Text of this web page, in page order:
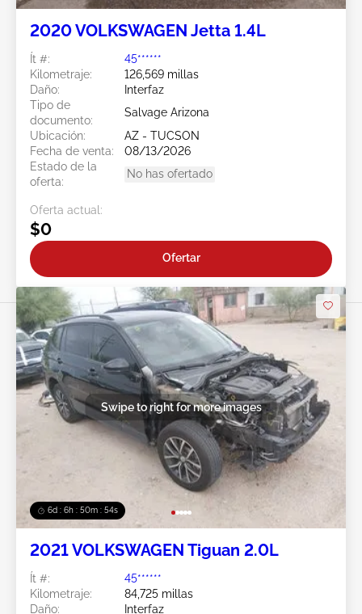
2020 VOLKSWAGEN Jetta 1.4L
Ít #:
45******
Kilometraje:
126,569 millas
Daño:
Interfaz
Tipo de
documento:
Salvage Arizona
Ubicación:
AZ - TUCSON
Fecha de venta:
08/13/2026
Estado de la
oferta:
No has ofertado
Oferta actual:
$0
Ofertar
6d : 6h : 50m : 51s
Swipe to right for more images
2021 VOLKSWAGEN Tiguan 2.0L
Ít #:
45******
Kilometraje:
84,725 millas
Daño:
Interfaz